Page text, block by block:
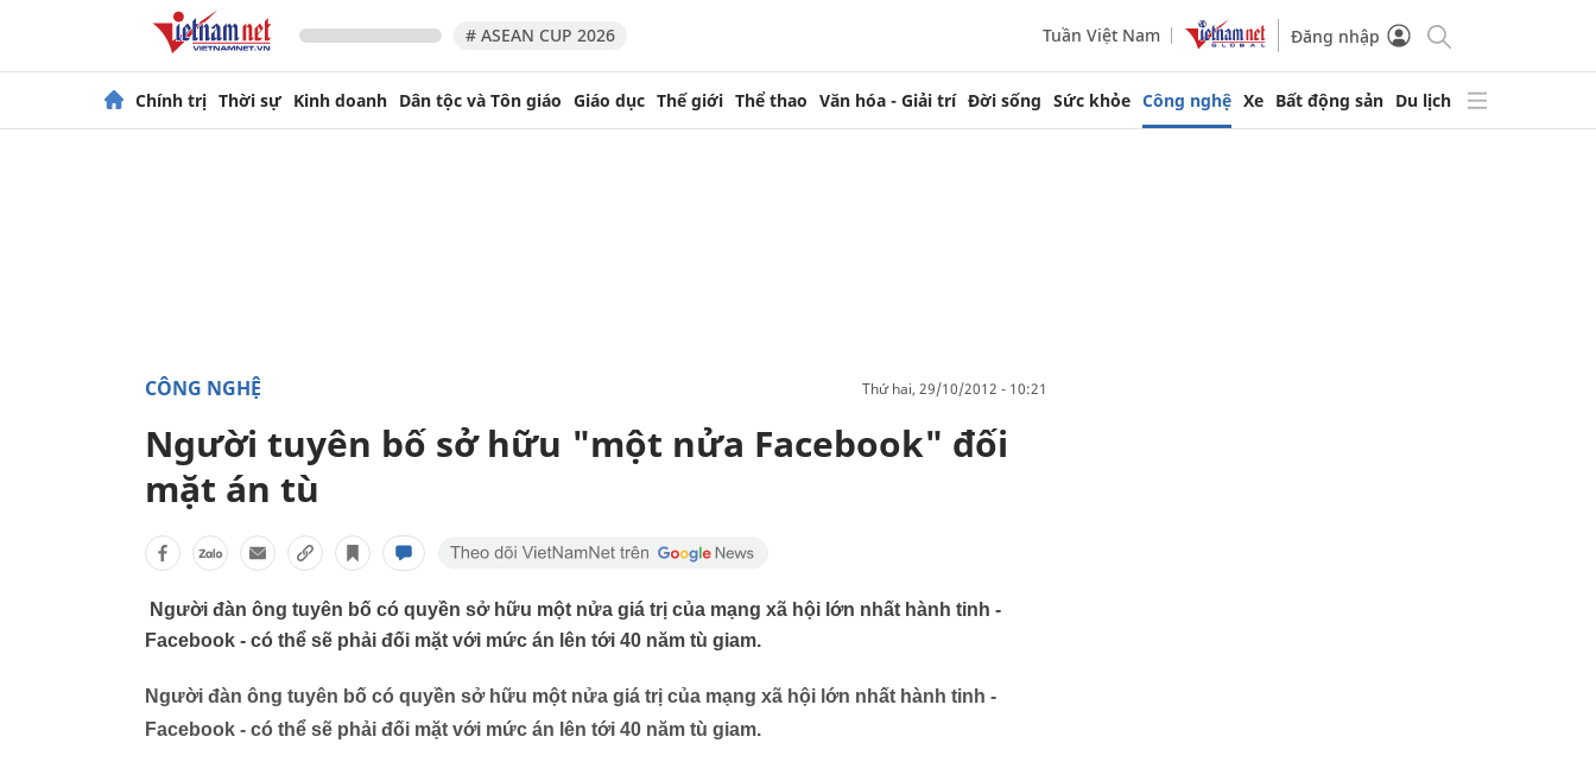
# ASEAN CUP 2026 Tuần Việt Nam Đăng nhập
Chính trị Thời sự Kinh doanh Dân tộc và Tôn giáo Giáo dục Thế giới Thể thao Văn hóa - Giải trí Đời sống Sức khỏe Công nghệ Xe Bất động sản Du lịch
CÔNG NGHỆ thứ hai, 29/10/2012 - 10:21
Người tuyên bố sở hữu "một nửa Facebook" đối
mặt án tù
Người đàn ông tuyên bố có quyền sở hữu một nửa giá trị của mạng xã hội lớn nhất hành tinh -
Facebook - có thể sẽ phải đối mặt với mức án lên tới 40 năm tù giam.
Người đàn ông tuyên bố có quyền sở hữu một nửa giá trị của mạng xã hội lớn nhất hành tinh -
Facebook - có thể sẽ phải đối mặt với mức án lên tới 40 năm tù giam.